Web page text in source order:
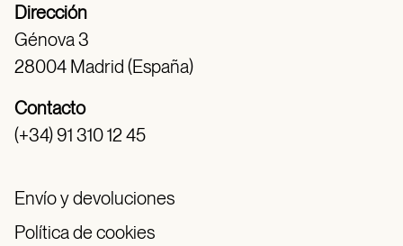
Dirección
Génova 3
28004 Madrid (España)
Contacto
(+34) 91 310 12 45
Envío y devoluciones
Política de cookies